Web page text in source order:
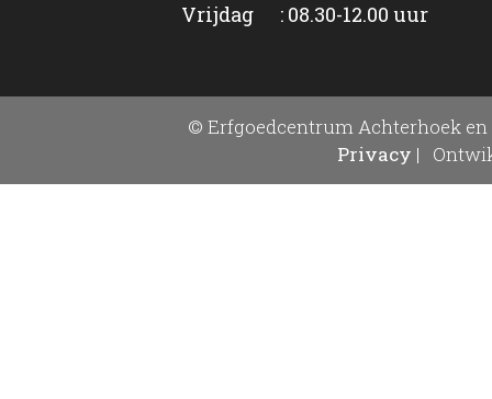
Vrijdag : 08.30-12.00 uur
© Erfgoedcentrum Achterhoek en
Privacy |